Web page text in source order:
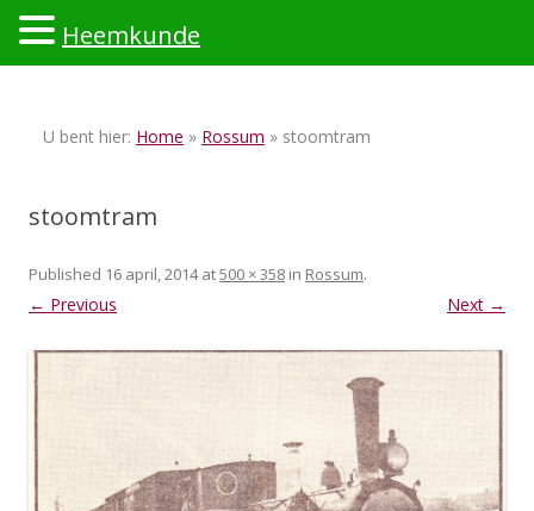
U bent hier: Home » Rossum » stoomtram
stoomtram
Published 16 april, 2014at500 × 358 in Rossum.
← Previous Next →
Heemkunde